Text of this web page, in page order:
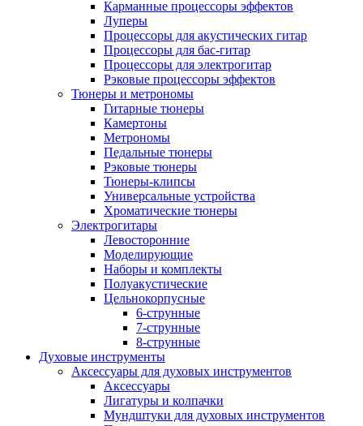
Карманные процессоры эффектов
Луперы
Процессоры для акустических гитар
Процессоры для бас-гитар
Процессоры для электрогитар
Рэковые процессоры эффектов
Тюнеры и метрономы
Гитарные тюнеры
Камертоны
Метрономы
Педальные тюнеры
Рэковые тюнеры
Тюнеры-клипсы
Универсальные устройства
Хроматические тюнеры
Электрогитары
Левосторонние
Моделирующие
Наборы и комплекты
Полуакустические
Цельнокорпусные
6-струнные
7-струнные
8-струнные
Духовые инструменты
Аксессуары для духовых инструментов
Аксессуары
Лигатуры и колпачки
Мундштуки для духовых инструментов